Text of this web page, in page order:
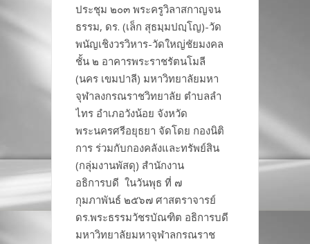
ประชุม ๒๐๓ พระครูวิลาสกาญจน
ธรรม, ดร. (เล็ก สุธมฺมปญฺโญ)-วัด
พนัญเชิงวรวิหาร-วัดใหญ่ชัยมงคล
ชั้น ๒ อาคารพระราชรัตนโมลี
(นคร เขมปาลี) มหาวิทยาลัยมหา
จุฬาลงกรณราชวิทยาลัย ตำบลลำ
ไทร อำเภอวังน้อย จังหวัด
พระนครศรีอยุธยา จัดโดย กองนิติ
การ ร่วมกับกองคลังและทรัพย์สิน
(กลุ่มงานพัสดุ) สำนักงาน
อธิการบดี ในวันพุธ ที่ ๗
กุมภาพันธ์ ๒๕๖๗ ศาสตราจารย์
ดร.พระธรรมวัชรบัณฑิต อธิการบดี
มหาวิทยาลัยมหาจุฬาลกรณราช